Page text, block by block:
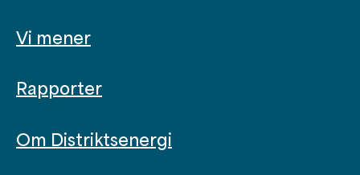
Vi mener
Rapporter
Om Distriktsenergi